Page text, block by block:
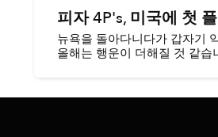
피자 4P's, 미국에 첫
뉴욕을 돌아다니다가 갑자기
올해는 행운이 더해질 것 같습